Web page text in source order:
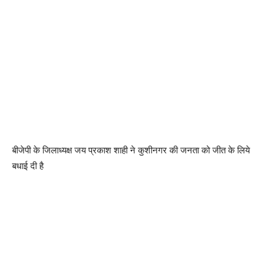
बीजेपी के जिलाध्यक्ष जय प्रकाश शाही ने कुशीनगर की जनता को जीत के लिये
बधाई दी है